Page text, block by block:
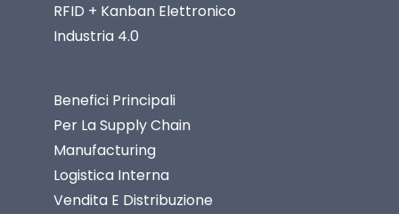
RFID + Kanban Elettronico
Industria 4.0
Benefici Principali
Per La Supply Chain
Manufacturing
Logistica Interna
Vendita E Distribuzione